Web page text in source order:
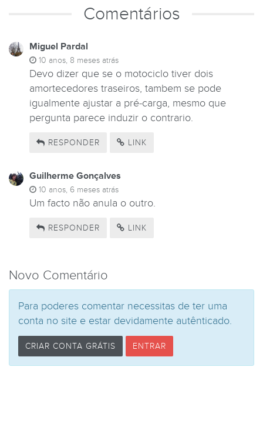
Comentários
Miguel Pardal
10 anos, 8 meses atrás
Devo dizer que se o motociclo tiver dois
amortecedores traseiros, tambem se pode
igualmente ajustar a pré-carga, mesmo que
pergunta parece induzir o contrario.
RESPONDER LINK
Guilherme Gonçalves
10 anos, 6 meses atrás
Um facto não anula o outro.
RESPONDER LINK
Novo Comentário
Para poderes comentar necessitas de ter uma
conta no site e estar devidamente autênticado.
CRIAR CONTA GRÁTIS ENTRAR